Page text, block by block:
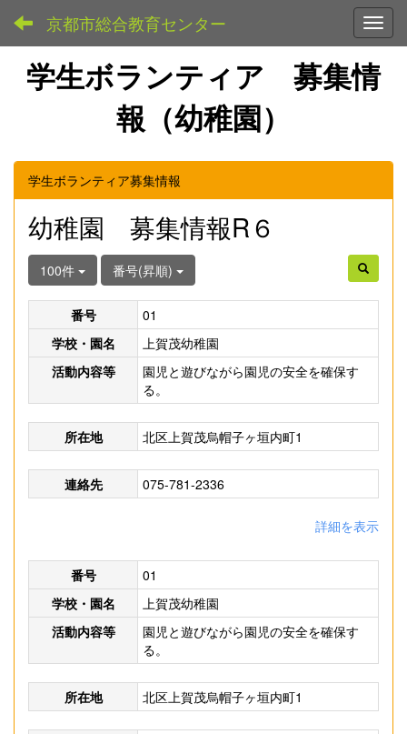
京都市総合教育センター
学生ボランティア 募集情
報（幼稚園）
学生ボランティア募集情報
幼稚園 募集情報R６
100件 番号(昇順)
番号
01
学校・園名
上賀茂幼稚園
活動内容等
園児と遊びながら園児の安全を確保す
る。
所在地 北区上賀茂烏帽子ヶ垣内町1
連絡先 075-781-2336
詳細を表示
番号
01
学校・園名
上賀茂幼稚園
活動内容等
園児と遊びながら園児の安全を確保す
る。
所在地 北区上賀茂烏帽子ヶ垣内町1